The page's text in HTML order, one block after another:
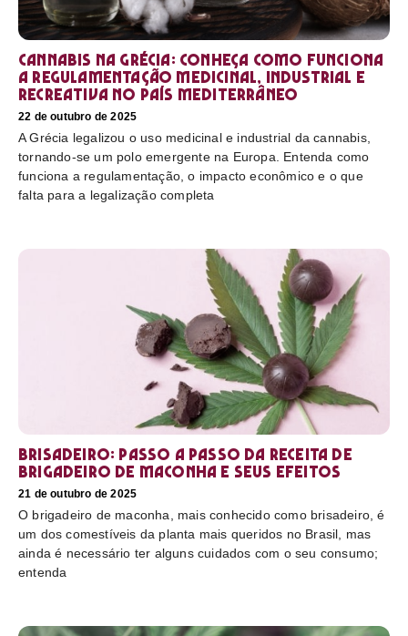
Cannabis na Grécia: conheça como funciona
a regulamentação medicinal, industrial e
recreativa no país mediterrâneo
22 de outubro de 2025
A Grécia legalizou o uso medicinal e industrial da cannabis,
tornando-se um polo emergente na Europa. Entenda como
funciona a regulamentação, o impacto econômico e o que
falta para a legalização completa
Brisadeiro: passo a passo da receita de
brigadeiro de maconha e seus efeitos
21 de outubro de 2025
O brigadeiro de maconha, mais conhecido como brisadeiro, é
um dos comestíveis da planta mais queridos no Brasil, mas
ainda é necessário ter alguns cuidados com o seu consumo;
entenda